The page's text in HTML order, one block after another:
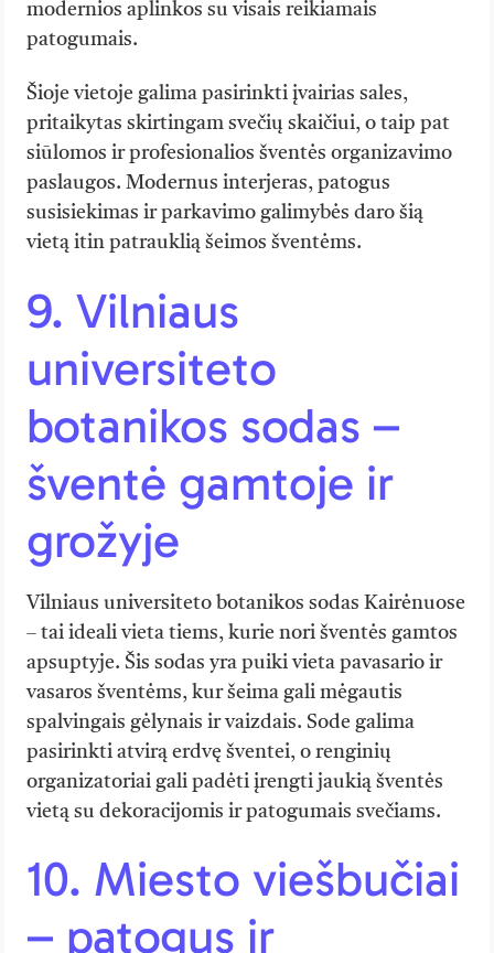
modernios aplinkos su visais reikiamais
patogumais.
Šioje vietoje galima pasirinkti įvairias sales,
pritaikytas skirtingam svečių skaičiui, o taip pat
siūlomos ir profesionalios šventės organizavimo
paslaugos. Modernus interjeras, patogus
susisiekimas ir parkavimo galimybės daro šią
vietą itin patrauklią šeimos šventėms.
9. Vilniaus
universiteto
botanikos sodas –
šventė gamtoje ir
grožyje
Vilniaus universiteto botanikos sodas Kairėnuose
– tai ideali vieta tiems, kurie nori šventės gamtos
apsuptyje. Šis sodas yra puiki vieta pavasario ir
vasaros šventėms, kur šeima gali mėgautis
spalvingais gėlynais ir vaizdais. Sode galima
pasirinkti atvirą erdvę šventei, o renginių
organizatoriai gali padėti įrengti jaukią šventės
vietą su dekoracijomis ir patogumais svečiams.
10. Miesto viešbučiai
– patogus ir